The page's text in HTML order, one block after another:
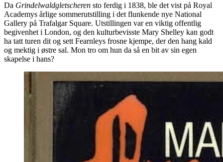
Da Grindelwaldgletscheren sto ferdig i 1838, ble det vist på Royal
Academys årlige sommerutstilling i det flunkende nye National
Gallery på Trafalgar Square. Utstillingen var en viktig offentlig
begivenhet i London, og den kulturbevisste Mary Shelley kan godt
ha tatt turen dit og sett Fearnleys frosne kjempe, der den hang kald
og mektig i østre sal. Mon tro om hun da så en bit av sin egen
skapelse i hans?